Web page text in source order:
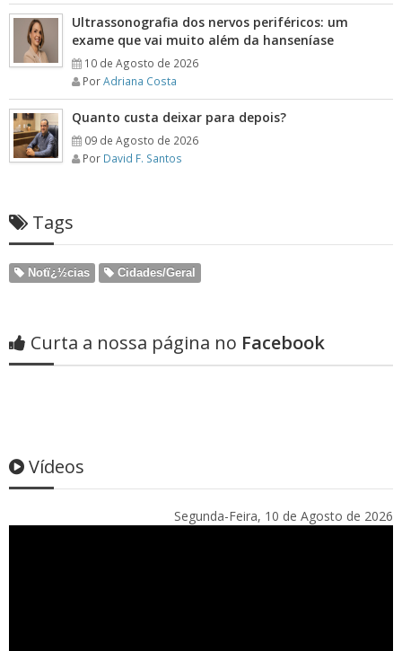
Ultrassonografia dos nervos periféricos: um
exame que vai muito além da hanseníase
10 de Agosto de 2026
PorAdriana Costa
Quanto custa deixar para depois?
09 de Agosto de 2026
Por David F. Santos
Tags
Notï¿½cias Cidades/Geral
Curta a nossa página no Facebook
Vídeos
Segunda-Feira, 10 de Agosto de 2026